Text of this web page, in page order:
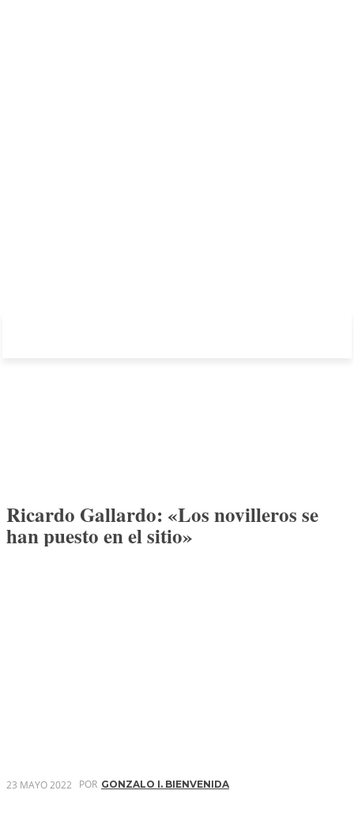
Ricardo Gallardo: «Los novilleros se
han puesto en el sitio»
23 MAYO 2022 POR GONZALO I. BIENVENIDA